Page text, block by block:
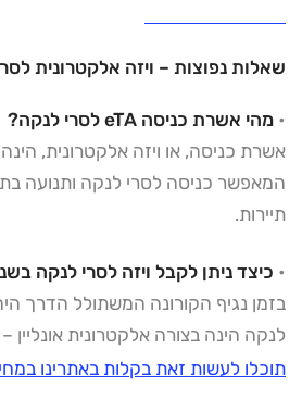
שאלות נפוצות – ויזה אלקטרונית לסרי
• מהי אשרת כניסה eTA לסרי לנקה?
אשרת כניסה, או ויזה אלקטרונית,
המאפשר כניסה לסרי לנקה ותנועה
תיירות.
• כיצד ניתן לקבל ויזה לסרי לנקה בשנת
בזמן נגיף הקורונה המשתולל הדרך
לנקה הינה בצורה אלקטרונית אונליין –
תוכלו לעשות זאת בקלות באתרינו